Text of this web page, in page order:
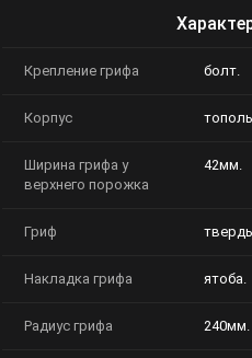
Крепление грифа болт.
Корпус
Ширина грифа у
верхнего порожка
42мм.
Гриф
Накладка грифа ятоба.
Радиус грифа 240мм.